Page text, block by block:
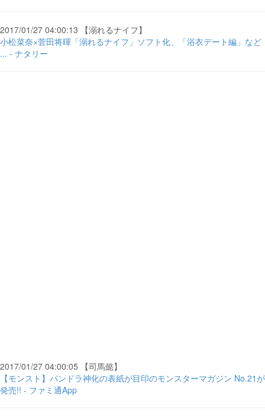
2017/01/27 04:00:13 【溺れるナイフ】
小松菜奈×菅田将暉「溺れるナイフ」ソフト化、「浴衣デート編」など
... - ナタリー
2017/01/27 04:00:05 【司馬懿】
【モンスト】パンドラ神化の表紙が目印のモンスターマガジン No.21が
発売!! - ファミ通App